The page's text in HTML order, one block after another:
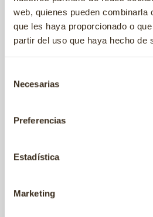
web, quienes pueden combinarla
que les haya proporcionado o
partir del uso que haya hecho de
Necesarias
Preferencias
Estadística
Marketing